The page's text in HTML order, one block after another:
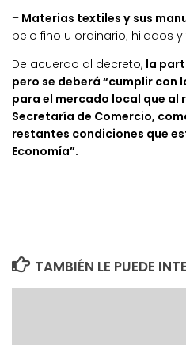
– Materias textiles y sus
pelo fino u ordinario; hilados
De acuerdo al decreto, la
pero se deberá “cumplir con
para el mercado local que al
Secretaría de Comercio,
restantes condiciones que
Economía”.
TAMBIÉN LE PUEDE